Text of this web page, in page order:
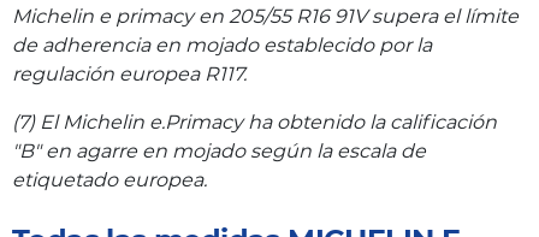
Michelin e primacy en 205/55 R16 91V supera el límite
de adherencia en mojado establecido por la
regulación europea R117.
(7) El Michelin e.Primacy ha obtenido la calificación
"B" en agarre en mojado según la escala de
etiquetado europea.